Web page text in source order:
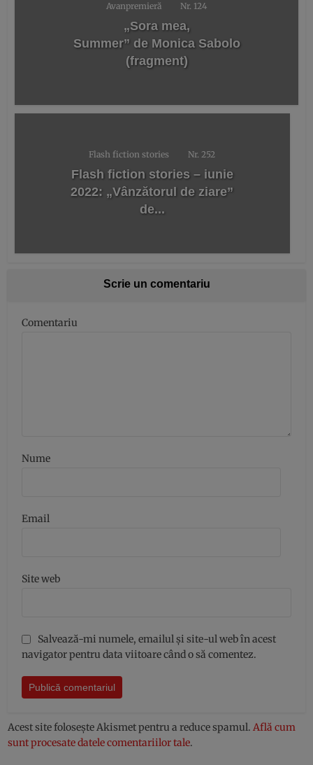
Avanpremieră Nr. 124
„Sora mea,
Summer” de Monica Sabolo
(fragment)
Flash fiction stories Nr. 252
Flash fiction stories – iunie
2022: „Vânzătorul de ziare”
de...
Scrie un comentariu
Comentariu
Nume
Email
Site web
Salvează-mi numele, emailul și site-ul web în acest
navigator pentru data viitoare când o să comentez.
Acest site folosește Akismet pentru a reduce spamul.Află cum
sunt procesate datele comentariilor tale.